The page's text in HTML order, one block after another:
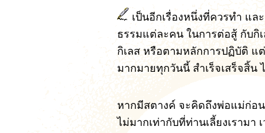
เป็นอีกเรื่องหนึ่งที่ควรทำ แ
ธรรมแต่ละคน ในการต่อสู้ กับกิ
กิเลส หรือตามหลักการปฏิบัติ แ
มากมายทุกวันนี้ สำเร็จเสร็จสิ้
หากมีสตางค์ จะคิดถึงพ่อแม่ก่อ
ไม่มากเท่ากับที่ท่านเลี้ยงเราม